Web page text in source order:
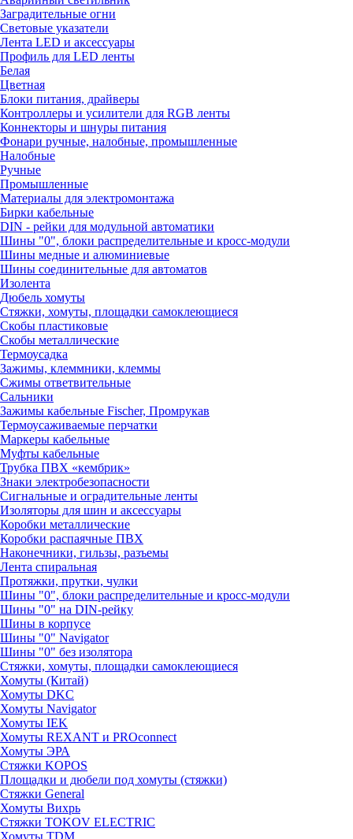
Заградительные огни
Световые указатели
Лента LED и аксессуары
Профиль для LED ленты
Белая
Цветная
Блоки питания, драйверы
Контроллеры и усилители для RGB ленты
Коннекторы и шнуры питания
Фонари ручные, налобные, промышленные
Налобные
Ручные
Промышленные
Материалы для электромонтажа
Бирки кабельные
DIN - рейки для модульной автоматики
Шины "0", блоки распределительные и кросс-модули
Шины медные и алюминиевые
Шины соединительные для автоматов
Изолента
Дюбель хомуты
Стяжки, хомуты, площадки самоклеющиеся
Скобы пластиковые
Скобы металлические
Термоусадка
Зажимы, клеммники, клеммы
Сжимы ответвительные
Сальники
Зажимы кабельные Fischer, Промрукав
Термоусаживаемые перчатки
Маркеры кабельные
Муфты кабельные
Трубка ПВХ «кембрик»
Знаки электробезопасности
Сигнальные и оградительные ленты
Изоляторы для шин и аксессуары
Коробки металлические
Коробки распаячные ПВХ
Наконечники, гильзы, разъемы
Лента спиральная
Протяжки, прутки, чулки
Шины "0", блоки распределительные и кросс-модули
Шины "0" на DIN-рейку
Шины в корпусе
Шины "0" Navigator
Шины "0" без изолятора
Стяжки, хомуты, площадки самоклеющиеся
Хомуты (Китай)
Хомуты DKC
Хомуты Navigator
Хомуты IEK
Хомуты REXANT и PROconnect
Хомуты ЭРА
Стяжки KOPOS
Площадки и дюбели под хомуты (стяжки)
Стяжки General
Хомуты Вихрь
Стяжки TOKOV ELECTRIC
Хомуты TDM